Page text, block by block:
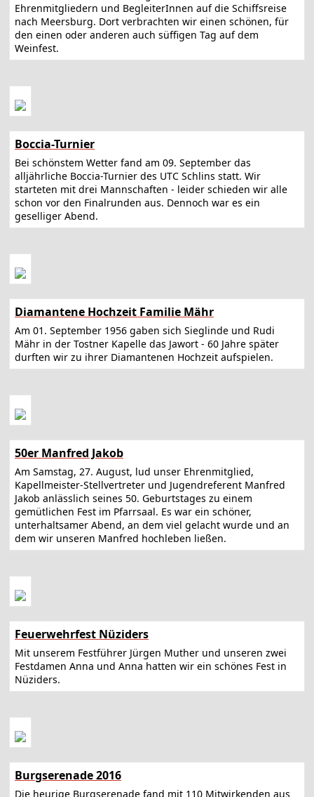
Ehrenmitgliedern und BegleiterInnen auf die Schiffsreise
nach Meersburg. Dort verbrachten wir einen schönen, für
den einen oder anderen auch süffigen Tag auf dem
Weinfest.
Boccia-Turnier
Bei schönstem Wetter fand am 09. September das
alljährliche Boccia-Turnier des UTC Schlins statt. Wir
starteten mit drei Mannschaften - leider schieden wir alle
schon vor den Finalrunden aus. Dennoch war es ein
geselliger Abend.
Diamantene Hochzeit Familie Mähr
Am 01. September 1956 gaben sich Sieglinde und Rudi
Mähr in der Tostner Kapelle das Jawort - 60 Jahre später
durften wir zu ihrer Diamantenen Hochzeit aufspielen.
50er Manfred Jakob
Am Samstag, 27. August, lud unser Ehrenmitglied,
Kapellmeister-Stellvertreter und Jugendreferent Manfred
Jakob anlässlich seines 50. Geburtstages zu einem
gemütlichen Fest im Pfarrsaal. Es war ein schöner,
unterhaltsamer Abend, an dem viel gelacht wurde und an
dem wir unseren Manfred hochleben ließen.
Feuerwehrfest Nüziders
Mit unserem Festführer Jürgen Muther und unseren zwei
Festdamen Anna und Anna hatten wir ein schönes Fest in
Nüziders.
Burgserenade 2016
Die heurige Burgserenade fand mit 110 Mitwirkenden aus